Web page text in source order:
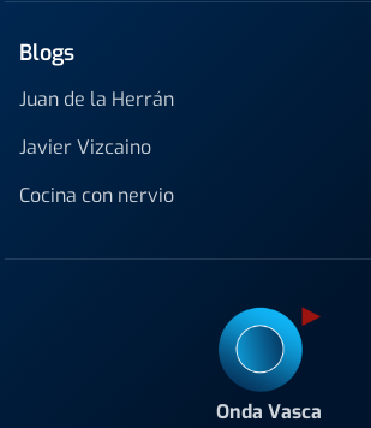
Blogs
Juan de la Herrán
Javier Vizcaino
Cocina con nervio
Onda Vasca